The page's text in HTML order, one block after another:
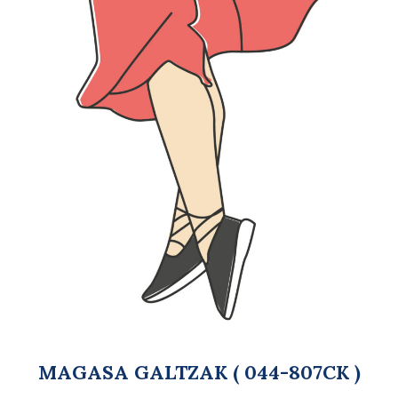
MAGASA GALTZAK ( 044-807CK )